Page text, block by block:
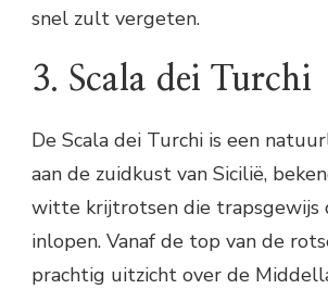
snel zult vergeten.
3. Scala dei Turchi
De Scala dei Turchi is een
aan de zuidkust van Sicilië,
witte krijtrotsen die trapsgewijs
inlopen. Vanaf de top van de
prachtig uitzicht over de